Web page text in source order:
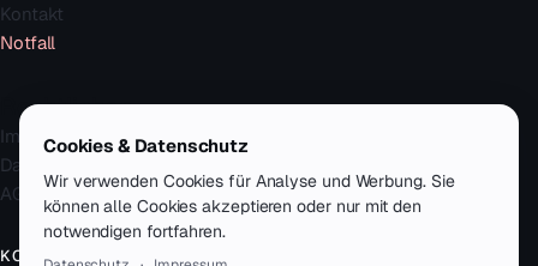
Kontakt
Notfall
Rechtliches
Impressum
Datenschutz
AGB
KONTAKT
Cookies & Datenschutz
Wir verwenden Cookies für Analyse und Werbung. Sie
können alle Cookies akzeptieren oder nur mit den
notwendigen fortfahren.